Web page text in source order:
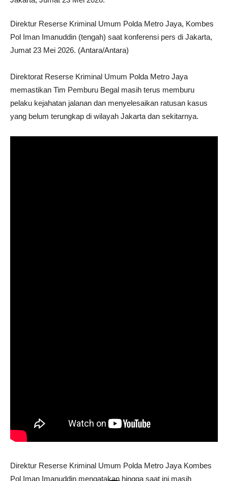
Direktur Reserse Kriminal Umum Polda Metro Jaya, Kombes
Pol Iman Imanuddin (tengah) saat konferensi pers di Jakarta,
Jumat 23 Mei 2026. (Antara/Antara)
Direktorat Reserse Kriminal Umum Polda Metro Jaya
memastikan Tim Pemburu Begal masih terus memburu
pelaku kejahatan jalanan dan menyelesaikan ratusan kasus
yang belum terungkap di wilayah Jakarta dan sekitarnya.
Direktur Reserse Kriminal Umum Polda Metro Jaya Kombes
Pol Iman Imanuddin mengatakan hingga saat ini masih